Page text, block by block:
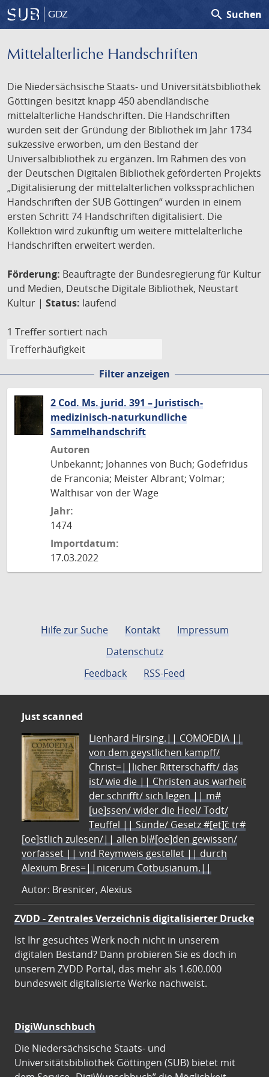
GDZ search Suchen
Mittelalterliche Handschriften
Die Niedersächsische Staats- und Universitätsbibliothek
Göttingen besitzt knapp 450 abendländische
mittelalterliche Handschriften. Die Handschriften
wurden seit der Gründung der Bibliothek im Jahr 1734
sukzessive erworben, um den Bestand der
Universalbibliothek zu ergänzen. Im Rahmen des von
der Deutschen Digitalen Bibliothek geförderten Projekts
„Digitalisierung der mittelalterlichen volkssprachlichen
Handschriften der SUB Göttingen“ wurden in einem
ersten Schritt 74 Handschriften digitalisiert. Die
Kollektion wird zukünftig um weitere mittelalterliche
Handschriften erweitert werden.
Förderung: Beauftragte der Bundesregierung für Kultur
und Medien, Deutsche Digitale Bibliothek, Neustart
Kultur | Status: laufend
1 Treffer sortiert nach
Filter anzeigen
2 Cod. Ms. jurid. 391 – Juristisch-
medizinisch-naturkundliche
Sammelhandschrift
Autoren
Unbekannt; Johannes von Buch; Godefridus
de Franconia; Meister Albrant; Volmar;
Walthisar von der Wage
Jahr:
1474
Importdatum:
17.03.2022
Hilfe zur Suche Kontakt
Impressum
Datenschutz
Feedback
RSS-Feed
Just scanned
Lienhard Hirsing.|| COMOEDIA ||
von dem geystlichen kampff/
Christ=||licher Ritterschafft/ das
ist/ wie die || Christen aus warheit
der schrifft/ sich legen || m#
[ue]ssen/ wider die Heel/ Todt/
Teuffel || Sünde/ Gesetz #[et]c̃ tr#
[oe]stlich zulesen/|| allen bl#[oe]den gewissen/
vorfasset || vnd Reymweis gestellet || durch
Alexium Bres=||nicerum Cotbusianum.||
Autor: Bresnicer, Alexius
ZVDD - Zentrales Verzeichnis digitalisierter Drucke
Ist Ihr gesuchtes Werk noch nicht in unserem
digitalen Bestand? Dann probieren Sie es doch in
unserem ZVDD Portal, das mehr als 1.600.000
bundesweit digitalisierte Werke nachweist.
DigiWunschbuch
Die Niedersächsische Staats- und
Universitätsbibliothek Göttingen (SUB) bietet mit